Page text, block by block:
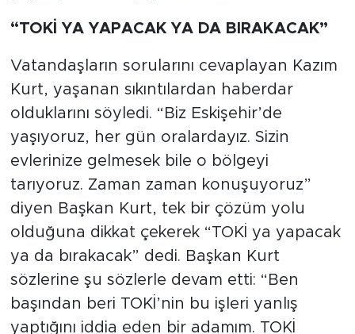
“TOKİ YA YAPACAK YA DA BIRAKACAK”
Vatandaşların sorularını cevaplayan Kazım
Kurt, yaşanan sıkıntılardan haberdar
olduklarını söyledi. “Biz Eskişehir’de
yaşıyoruz, her gün oralardayız. Sizin
evlerinize gelmesek bile o bölgeyi
tarıyoruz. Zaman zaman konuşuyoruz”
diyen Başkan Kurt, tek bir çözüm yolu
olduğuna dikkat çekerek “TOKİ ya yapacak
ya da bırakacak” dedi. Başkan Kurt
sözlerine şu sözlerle devam etti: “Ben
başından beri TOKİ’nin bu işleri yanlış
yaptığını iddia eden bir adamım. TOKİ